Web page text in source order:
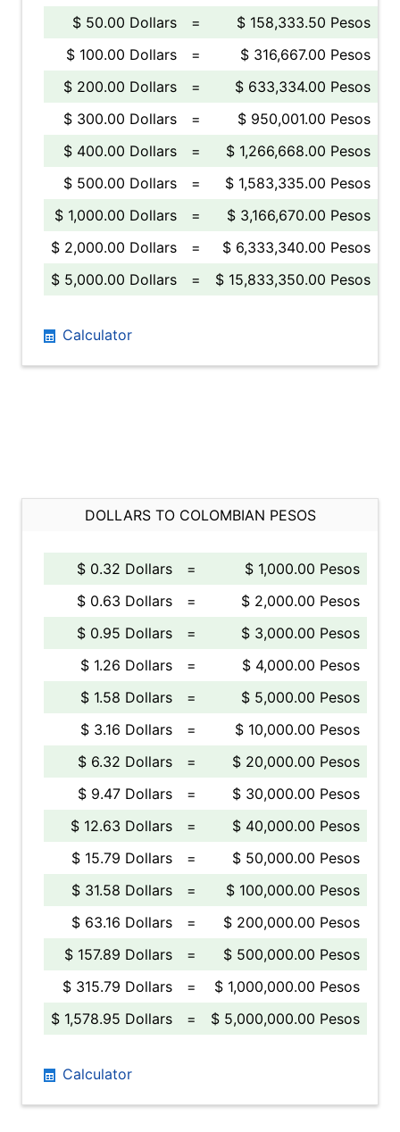
$ 50.00 Dollars
=
$ 158,333.50 Pesos
$ 100.00 Dollars
=
$ 316,667.00 Pesos
$ 200.00 Dollars
=
$ 633,334.00 Pesos
$ 300.00 Dollars
=
$ 950,001.00 Pesos
$ 400.00 Dollars
=
$ 1,266,668.00 Pesos
$ 500.00 Dollars
=
$ 1,583,335.00 Pesos
$ 1,000.00 Dollars
=
$ 3,166,670.00 Pesos
$ 2,000.00 Dollars
=
$ 6,333,340.00 Pesos
$ 5,000.00 Dollars
= $ 15,833,350.00 Pesos
Calculator
DOLLARS TO COLOMBIAN PESOS
$ 0.32 Dollars =
$ 1,000.00 Pesos
$ 0.63 Dollars
=
$ 2,000.00 Pesos
$ 0.95 Dollars
=
$ 3,000.00 Pesos
$ 1.26 Dollars
=
$ 4,000.00 Pesos
$ 1.58 Dollars
=
$ 5,000.00 Pesos
$ 3.16 Dollars
=
$ 10,000.00 Pesos
$ 6.32 Dollars
=
$ 20,000.00 Pesos
$ 9.47 Dollars
=
$ 30,000.00 Pesos
$ 12.63 Dollars
=
$ 40,000.00 Pesos
$ 15.79 Dollars
=
$ 50,000.00 Pesos
$ 31.58 Dollars
=
$ 100,000.00 Pesos
$ 63.16 Dollars
=
$ 200,000.00 Pesos
$ 157.89 Dollars
=
$ 500,000.00 Pesos
$ 315.79 Dollars
=
$ 1,000,000.00 Pesos
$ 1,578.95 Dollars
= $ 5,000,000.00 Pesos
Calculator